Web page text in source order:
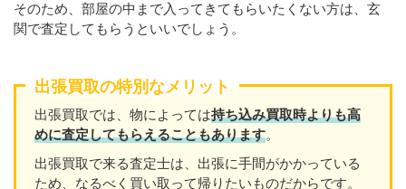
そのため、部屋の中まで入ってきてもらいたくない方は、玄
関で査定してもらうといいでしょう。
出張買取の特別なメリット
出張買取では、物によっては持ち込み買取時よりも高
めに査定してもらえることもあります。
出張買取で来る査定士は、出張に手間がかかっている
ため、なるべく買い取って帰りたいものだからです。